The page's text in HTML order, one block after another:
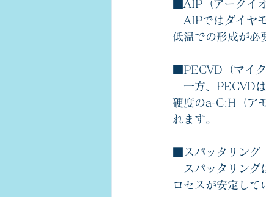
■AIP（アークイ
AIPではダイヤ
低温での形成が必
■PECVD（マイ
一方、PECVDは
硬度のa-C:H（ア
れます。
■スパッタリング
スパッタリング
ロセスが安定して